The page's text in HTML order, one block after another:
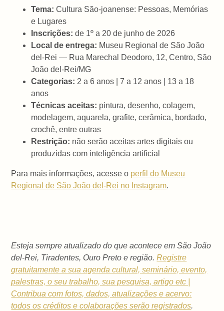
Tema: Cultura São-joanense: Pessoas, Memórias
e Lugares
Inscrições: de 1º a 20 de junho de 2026
Local de entrega: Museu Regional de São João
del-Rei — Rua Marechal Deodoro, 12, Centro, São
João del-Rei/MG
Categorias: 2 a 6 anos | 7 a 12 anos | 13 a 18
anos
Técnicas aceitas: pintura, desenho, colagem,
modelagem, aquarela, grafite, cerâmica, bordado,
crochê, entre outras
Restrição: não serão aceitas artes digitais ou
produzidas com inteligência artificial
Para mais informações, acesse o perfil do Museu
Regional de São João del-Rei no Instagram.
Esteja sempre atualizado do que acontece em São João
del-Rei, Tiradentes, Ouro Preto e região.Registre
gratuitamente a sua agenda cultural, seminário, evento,
palestras, o seu trabalho, sua pesquisa, artigo etc |
Contribua com fotos, dados, atualizações e acervo:
todos os créditos e colaborações serão registrados.